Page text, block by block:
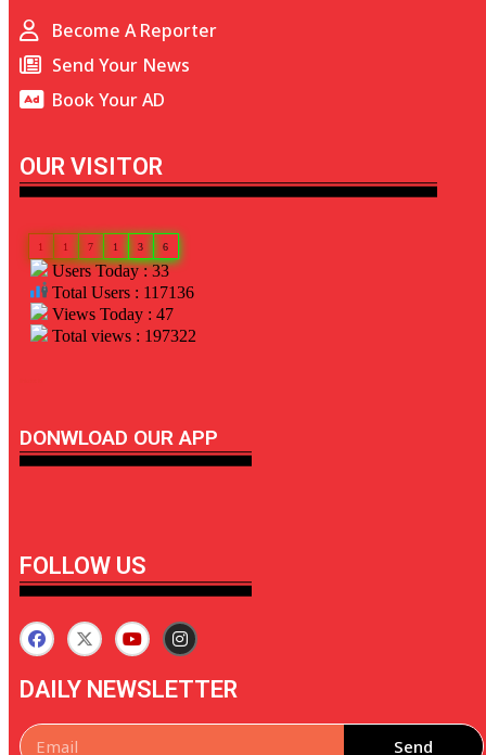
Become A Reporter
Send Your News
Book Your AD
OUR VISITOR
1 1 7 1 3 6
Users Today : 33
Total Users : 117136
Views Today : 47
Total views : 197322
DONWLOAD OUR APP
FOLLOW US
DAILY NEWSLETTER
Send